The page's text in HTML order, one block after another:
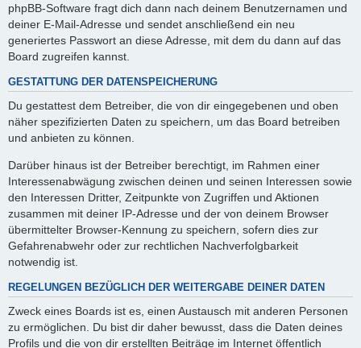
phpBB-Software fragt dich dann nach deinem Benutzernamen und
deiner E-Mail-Adresse und sendet anschließend ein neu
generiertes Passwort an diese Adresse, mit dem du dann auf das
Board zugreifen kannst.
GESTATTUNG DER DATENSPEICHERUNG
Du gestattest dem Betreiber, die von dir eingegebenen und oben
näher spezifizierten Daten zu speichern, um das Board betreiben
und anbieten zu können.
Darüber hinaus ist der Betreiber berechtigt, im Rahmen einer
Interessenabwägung zwischen deinen und seinen Interessen sowie
den Interessen Dritter, Zeitpunkte von Zugriffen und Aktionen
zusammen mit deiner IP-Adresse und der von deinem Browser
übermittelter Browser-Kennung zu speichern, sofern dies zur
Gefahrenabwehr oder zur rechtlichen Nachverfolgbarkeit
notwendig ist.
REGELUNGEN BEZÜGLICH DER WEITERGABE DEINER DATEN
Zweck eines Boards ist es, einen Austausch mit anderen Personen
zu ermöglichen. Du bist dir daher bewusst, dass die Daten deines
Profils und die von dir erstellten Beiträge im Internet öffentlich